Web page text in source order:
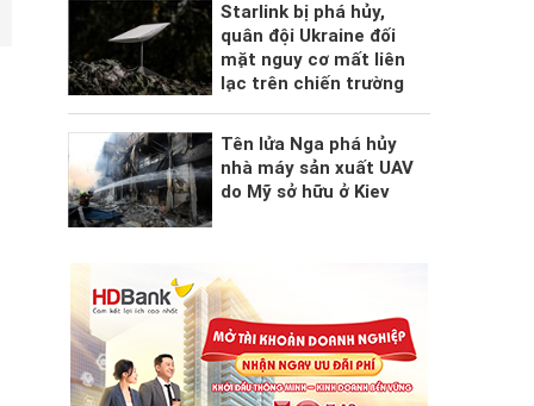
Starlink bị phá hủy,
quân đội Ukraine đối
mặt nguy cơ mất liên
lạc trên chiến trường
Tên lửa Nga phá hủy
nhà máy sản xuất UAV
do Mỹ sở hữu ở Kiev